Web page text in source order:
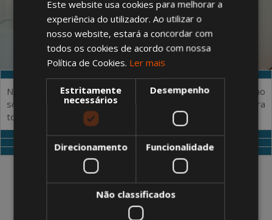
Nos últimos anos, a Algeco tem realizado vários projetos no
setor desportivo, apresentando uma oferta completa para
todo o tipo de atividades ligadas ao desporto.
FLEXIBILIDADE E PERSONALIZAÇÃO
APLICAÇÕES
RENTABILIDADE
A Algeco, pioneira e líder das construções
Este website usa cookies para melhorar a
experiência do utilizador. Ao utilizar o
nosso website, estará a concordar com
todos os cookies de acordo com nossa
Política de Cookies. Ler mais
Estritamente
necessários
Desempenho
Direcionamento Funcionalidade
Não classificados